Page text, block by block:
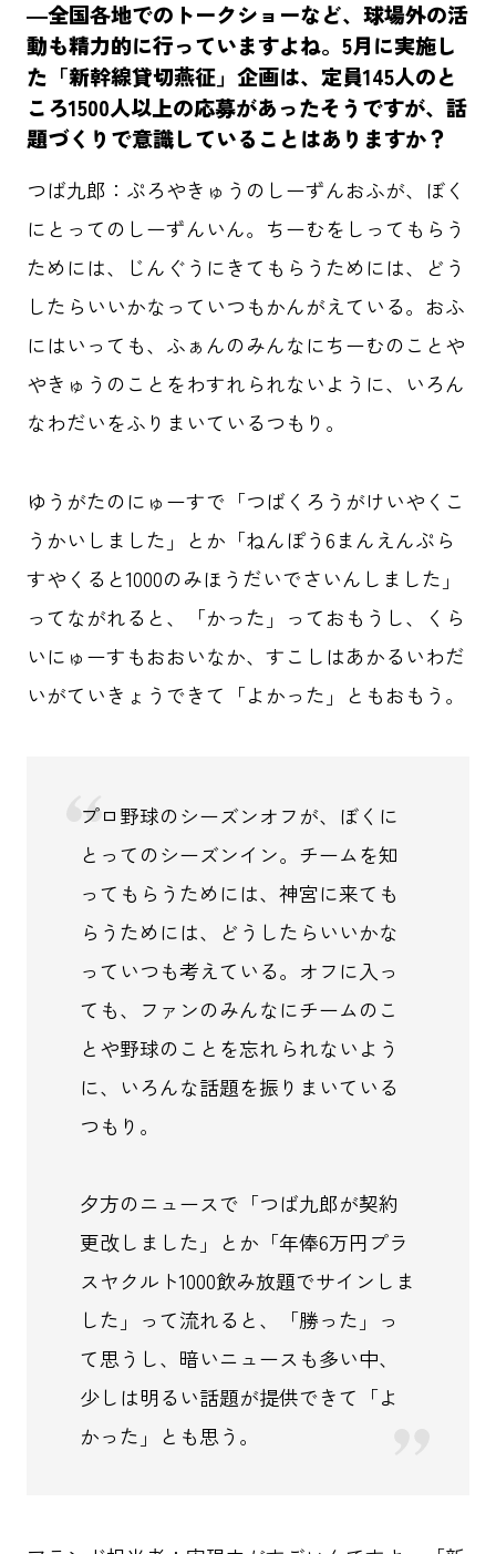
―全国各地でのトークショーなど、球場外の活
動も精力的に行っていますよね。5月に実施し
た「新幹線貸切燕征」企画は、定員145人のと
ころ1500人以上の応募があったそうですが、話
題づくりで意識していることはありますか？
つば九郎：ぷろやきゅうのしーずんおふが、ぼく
にとってのしーずんいん。ちーむをしってもらう
ためには、じんぐうにきてもらうためには、どう
したらいいかなっていつもかんがえている。おふ
にはいっても、ふぁんのみんなにちーむのことや
やきゅうのことをわすれられないように、いろん
なわだいをふりまいているつもり。
ゆうがたのにゅーすで「つばくろうがけいやくこ
うかいしました」とか「ねんぽう6まんえんぷら
すやくると1000のみほうだいでさいんしました」
ってながれると、「かった」っておもうし、くら
いにゅーすもおおいなか、すこしはあかるいわだ
いがていきょうできて「よかった」ともおもう。
プロ野球のシーズンオフが、ぼくに
とってのシーズンイン。チームを知
ってもらうためには、神宮に来ても
らうためには、どうしたらいいかな
っていつも考えている。オフに入っ
ても、ファンのみんなにチームのこ
とや野球のことを忘れられないよう
に、いろんな話題を振りまいている
つもり。
夕方のニュースで「つば九郎が契約
更改しました」とか「年俸6万円プラ
スヤクルト1000飲み放題でサインしま
した」って流れると、「勝った」っ
て思うし、暗いニュースも多い中、
少しは明るい話題が提供できて「よ
かった」とも思う。